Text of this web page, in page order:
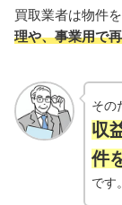
買取業者は物件
理や、事業用で
その
収
件
です。